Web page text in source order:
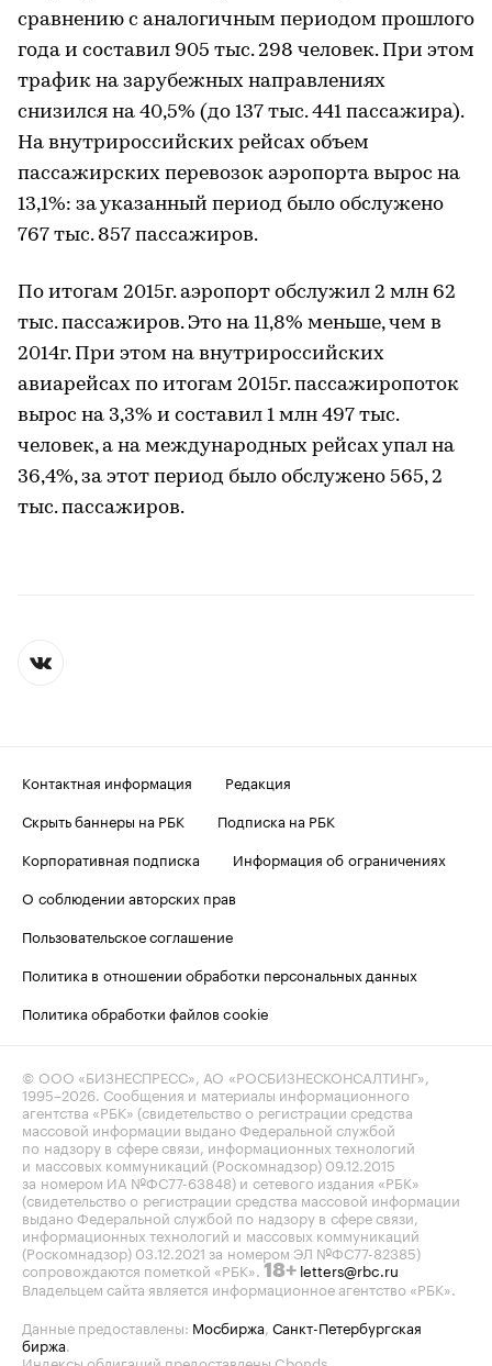
сравнению с аналогичным периодом прошлого
года и составил 905 тыс. 298 человек. При этом
трафик на зарубежных направлениях
снизился на 40,5% (до 137 тыс. 441 пассажира).
На внутрироссийских рейсах объем
пассажирских перевозок аэропорта вырос на
13,1%: за указанный период было обслужено
767 тыс. 857 пассажиров.
По итогам 2015г. аэропорт обслужил 2 млн 62
тыс. пассажиров. Это на 11,8% меньше, чем в
2014г. При этом на внутрироссийских
авиарейсах по итогам 2015г. пассажиропоток
вырос на 3,3% и составил 1 млн 497 тыс.
человек, а на международных рейсах упал на
36,4%, за этот период было обслужено 565, 2
тыс. пассажиров.
Контактная информация
Редакция
Скрыть баннеры на РБК
Подписка на РБК
Корпоративная подписка
Информация об ограничениях
О соблюдении авторских прав
Пользовательское соглашение
Политика в отношении обработки персональных данных
Политика обработки файлов cookie
© ООО «БИЗНЕСПРЕСС», АО «РОСБИЗНЕСКОНСАЛТИНГ»,
1995–2026. Сообщения и материалы информационного
агентства «РБК» (свидетельство о регистрации средства
массовой информации выдано Федеральной службой
по надзору в сфере связи, информационных технологий
и массовых коммуникаций (Роскомнадзор) 09.12.2015
за номером ИА №ФС77-63848) и сетевого издания «РБК»
(свидетельство о регистрации средства массовой информации
выдано Федеральной службой по надзору в сфере связи,
информационных технологий и массовых коммуникаций
(Роскомнадзор) 03.12.2021 за номером ЭЛ №ФС77-82385)
сопровождаются пометкой «РБК». 18+ letters@rbc.ru
Владельцем сайта является информационное агентство «РБК».
Данные предоставлены: Мосбиржа, Санкт-Петербургская
биржа.